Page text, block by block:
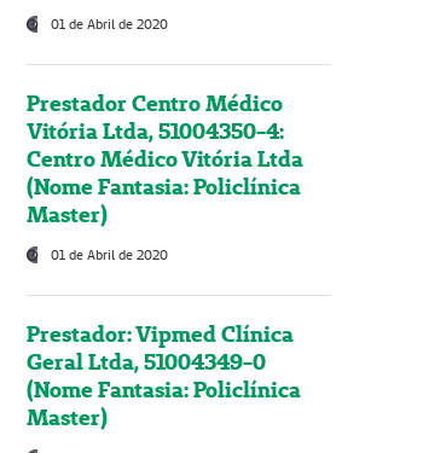
01 de Abril de 2020
Prestador Centro Médico
Vitória Ltda, 51004350-4:
Centro Médico Vitória Ltda
(Nome Fantasia: Policlínica
Master)
01 de Abril de 2020
Prestador: Vipmed Clínica
Geral Ltda, 51004349-0
(Nome Fantasia: Policlínica
Master)